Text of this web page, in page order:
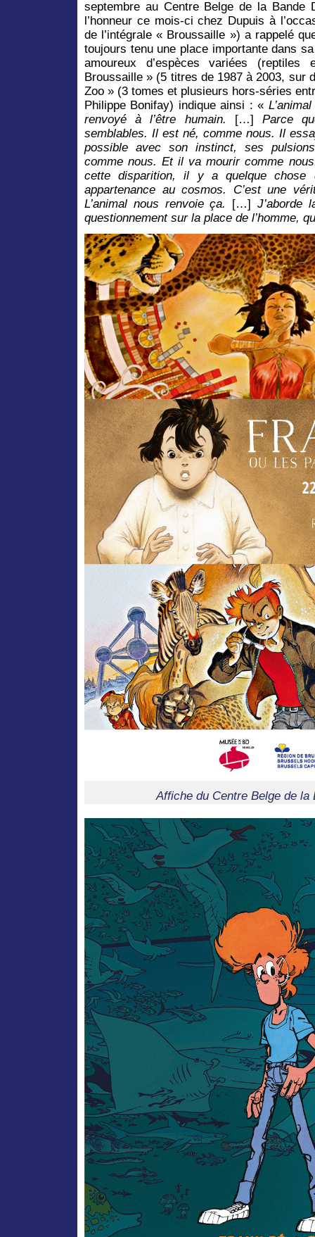
septembre au Centre Belge de la Bande
l’honneur ce mois-ci chez Dupuis à
de l’intégrale « Broussaille ») a rappelé
toujours tenu une place importante dans
amoureux d’espèces variées
Broussaille » (5 titres de 1987 à 2003, sur
Zoo » (3 tomes et plusieurs hors-séries
Philippe Bonifay) indique ainsi : «
renvoyé à l’être humain. […]Parce
semblables. Il est né, comme nous. Il
possible avec son instinct, ses
comme nous. Et il va mourir comme
cette disparition, il y a quelque
appartenance au cosmos. C’est une
L’animal nous renvoie ça.
[…]J’aborde
questionnement sur la place de l’homme,
Affiche du Centre Belge de la